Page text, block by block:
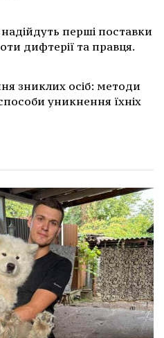
перші поставки
дифтерії та правця.
зниклих осіб: методи
уникнення їхніх